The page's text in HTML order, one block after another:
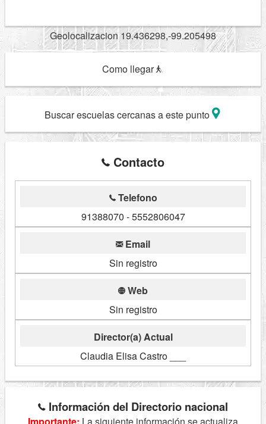
Geolocalizacion 19.436298,-99.205498
Como llegar
Buscar escuelas cercanas a este punto
Contacto
Telefono
91388070 - 5552806047
Email
Sin registro
Web
Sin registro
Director(a) Actual
Claudia Elisa Castro ___
Información del Directorio nacional